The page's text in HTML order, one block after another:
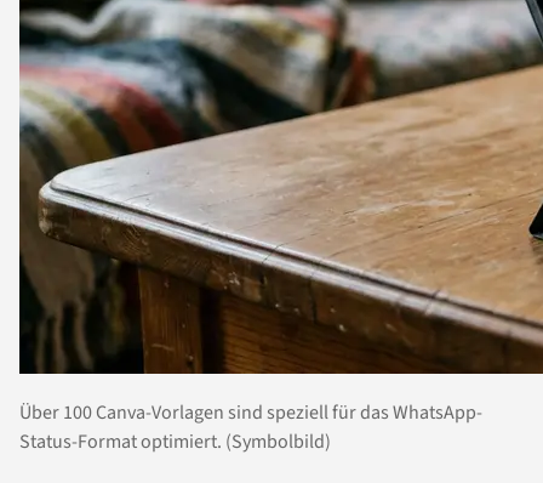
Über 100 Canva-Vorlagen sind speziell für das WhatsApp-
Status-Format optimiert. (Symbolbild)